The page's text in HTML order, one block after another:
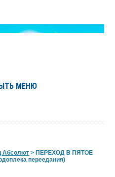
МЕНЮ
Абсолют >ПЕРЕХОД В ПЯТОЕ
переедания)